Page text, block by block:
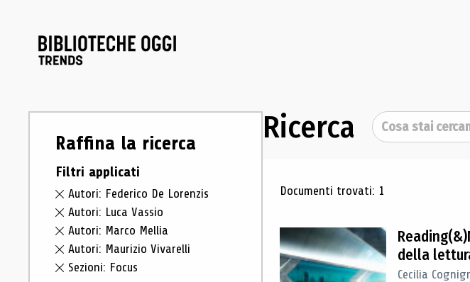
Raffina la ricerca
Filtri applicati
Autori: Federico De Lorenzis
Autori: Luca Vassio
Autori: Marco Mellia
Autori: Maurizio Vivarelli
Sezioni: Focus
Ricerca Cerca
Risultati di
Documenti trovati: 1
della
Cecilia